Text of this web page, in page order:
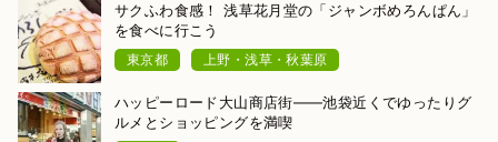
サクふわ食感！ 浅草花月堂の「ジャンボめろんぱん」
を食べに行こう
東京都 上野・浅草・秋葉原
ハッピーロード大山商店街――池袋近くでゆったりグ
ルメとショッピングを満喫